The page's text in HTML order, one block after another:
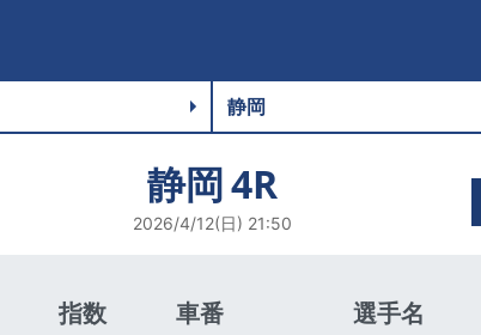
静岡4R
2026/4/12(日) 21:50
指数 車番
選手名